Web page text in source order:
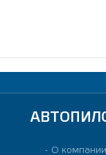
О компании